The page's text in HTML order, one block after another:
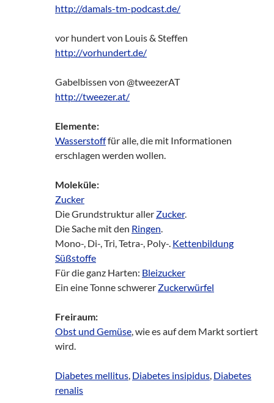
http://damals-tm-podcast.de/
vor hundert von Louis & Steffen
http://vorhundert.de/
Gabelbissen von @tweezerAT
http://tweezer.at/
Elemente:
Wasserstofffür alle, die mit Informationen
erschlagen werden wollen.
Moleküle:
Zucker
Die Grundstruktur aller Zucker.
Die Sache mit den Ringen.
Mono-, Di-, Tri, Tetra-, Poly-. Kettenbildung
Süßstoffe
Für die ganz Harten: Bleizucker
Ein eine Tonne schwerer Zuckerwürfel
Freiraum:
Obst und Gemüse, wie es auf dem Markt sortiert
wird.
Diabetes mellitus, Diabetes insipidus, Diabetes
renalis